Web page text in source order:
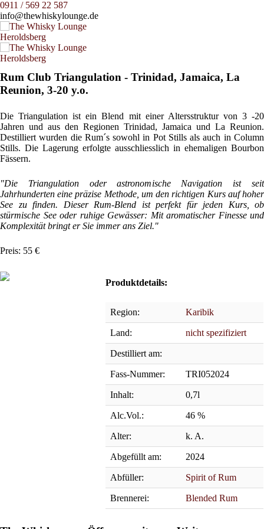
0911 / 569 22 587
info@thewhiskylounge.de
Rum Club Triangulation - Trinidad, Jamaica, La
Reunion, 3-20 y.o.
Die Triangulation ist ein Blend mit einer Altersstruktur von 3 -20
Jahren und aus den Regionen Trinidad, Jamaica und La Reunion.
Destilliert wurden die Rum´s sowohl in Pot Stills als auch in Column
Stills. Die Lagerung erfolgte ausschliesslich in ehemaligen Bourbon
Fässern.
"Die Triangulation oder astronomische Navigation ist seit
Jahrhunderten eine präzise Methode, um den richtigen Kurs auf hoher
See zu finden. Dieser Rum-Blend ist perfekt für jeden Kurs, ob
stürmische See oder ruhige Gewässer: Mit aromatischer Finesse und
Komplexität bringt er Sie immer ans Ziel."
Preis: 55 €
Produktdetails:
Region: Karibik
Land: nicht spezifiziert
Destilliert am:
Fass-Nummer: TRI052024
Inhalt: 0,7l
Alc.Vol.: 46 %
Alter: k. A.
Abgefüllt am: 2024
Abfüller: Spirit of Rum
Brennerei: Blended Rum